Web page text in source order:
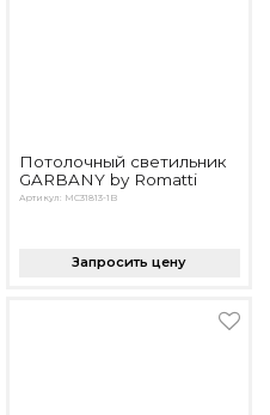
Потолочный светильник
GARBANY by Romatti
Артикул: MC31813-1B
Запросить цену